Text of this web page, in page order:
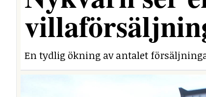
En tydlig ökning av antalet